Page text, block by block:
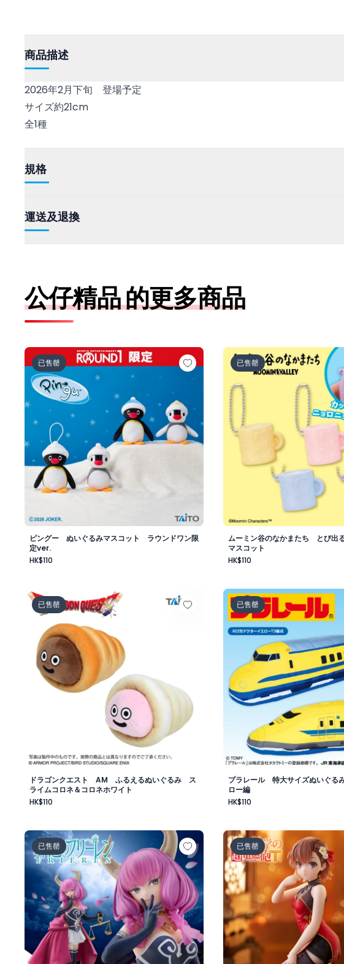
商品描述
2026年2月下旬 登場予定
サイズ約21cm
全1種
規格
運送及退換
公仔精品 的更多商品
ピングー ぬいぐるみマスコット ラウンドワン限定ver.
已售罄
ピングー ぬいぐるみマスコット ラウンドワン限
定ver.
HK$110
ムーミン谷のなかまたち
已售罄
ムーミン谷のなかまたち とび出
マスコット
HK$110
ドラゴンクエスト AM ふるえるぬいぐるみ スライムコロネ＆コロ
已售罄
ドラゴンクエスト AM ふるえるぬいぐるみ ス
ライムコロネ＆コロネホワイト
HK$110
プラレール 特大サイズぬ
已售罄
プラレール 特大サイズぬいぐる
ロー編
HK$110
葬送のフリーレン Coreful フィギュア 断頭台のアウラ
已售罄
とある科学の超電磁砲
已售罄